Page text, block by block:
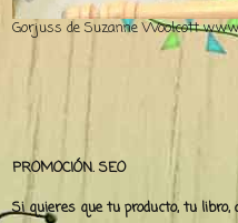
Gorjuss de Suzanne Woolcott
PROMOCIÓN. SEO
Si quieres que tu producto, tu libro,